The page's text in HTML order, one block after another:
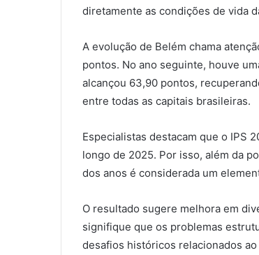
diretamente as condições de vida
A evolução de Belém chama
pontos. No ano seguinte, houve
alcançou 63,90 pontos,
entre todas as capitais brasileiras.
Especialistas destacam que o IPS
longo de 2025. Por isso, além da
dos anos é considerada um
O resultado sugere melhora em
signifique que os problemas
desafios históricos relacionados